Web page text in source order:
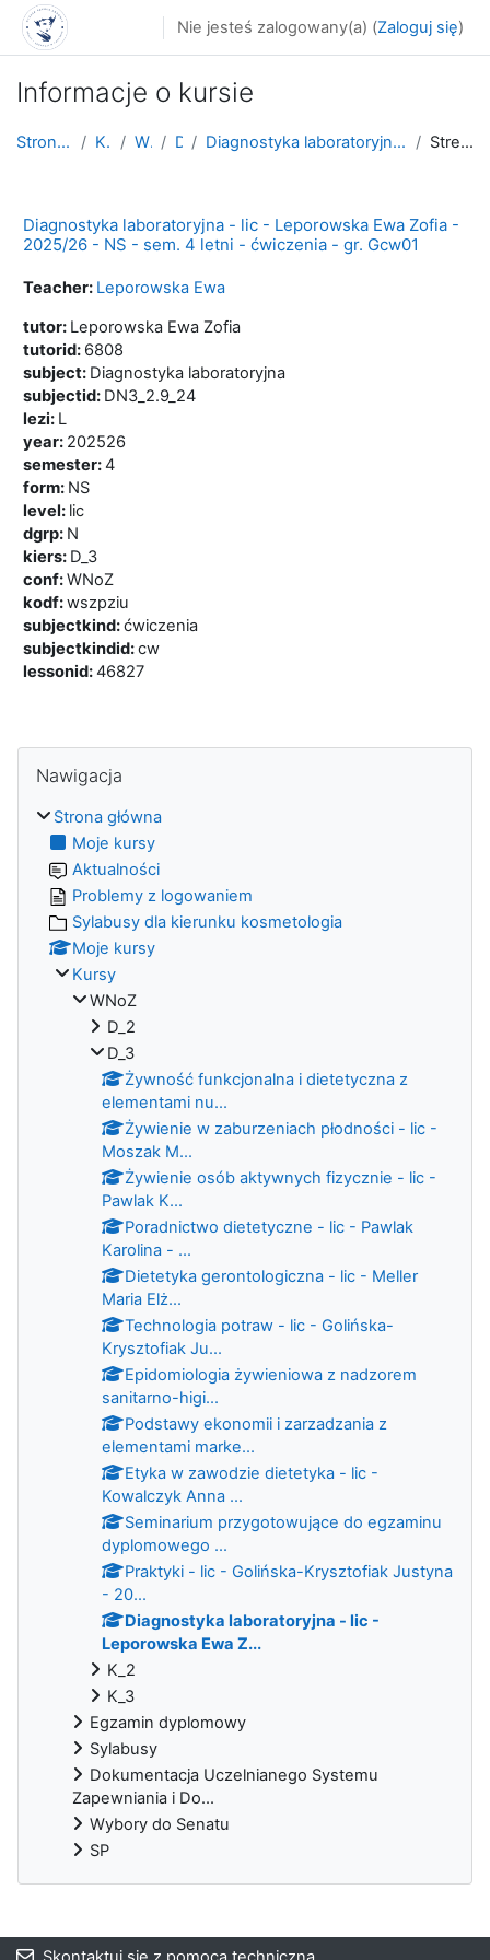
Przejdź do głównej zawartości
Nie jesteś zalogowany(a) (Zaloguj się)
Informacje o kursie
Strona główna Kursy WNoZ D_3 Diagnostyka laboratoryjna - lic - Leporowska Ewa Z... Streszczenie
Diagnostyka laboratoryjna - lic - Leporowska Ewa Zofia -
2025/26 - NS - sem. 4 letni - ćwiczenia - gr. Gcw01
Teacher: Leporowska Ewa
tutor: Leporowska Ewa Zofia
tutorid: 6808
subject: Diagnostyka laboratoryjna
subjectid: DN3_2.9_24
lezi: L
year: 202526
semester:4
form: NS
level: lic
dgrp: N
kiers: D_3
conf:WNoZ
kodf:wszpziu
subjectkind:ćwiczenia
subjectkindid:cw
lessonid:46827
Bloki
Nawigacja
Strona główna
Moje kursy
Aktualności
Problemy z logowaniem
Sylabusy dla kierunku kosmetologia
Moje kursy
Kursy
WNoZ
D_2
D_3
Żywność funkcjonalna i dietetyczna z
elementami nu...
Żywienie w zaburzeniach płodności - lic -
Moszak M...
Żywienie osób aktywnych fizycznie - lic -
Pawlak K...
Poradnictwo dietetyczne - lic - Pawlak
Karolina - ...
Dietetyka gerontologiczna - lic - Meller
Maria Elż...
Technologia potraw - lic - Golińska-
Krysztofiak Ju...
Epidomiologia żywieniowa z nadzorem
sanitarno-higi...
Podstawy ekonomii i zarzadzania z
elementami marke...
Etyka w zawodzie dietetyka - lic -
Kowalczyk Anna ...
Seminarium przygotowujące do egzaminu
dyplomowego ...
Praktyki - lic - Golińska-Krysztofiak Justyna
- 20...
Diagnostyka laboratoryjna - lic -
Leporowska Ewa Z...
K_2
K_3
Egzamin dyplomowy
Sylabusy
Dokumentacja Uczelnianego Systemu
Zapewniania i Do...
Wybory do Senatu
SP
Bloki